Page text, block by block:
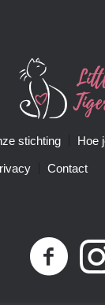
stichting Hoe
Contact